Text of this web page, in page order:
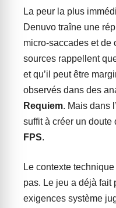
La peur la plus
Denuvo traîne une
micro-saccades et de
sources rappellent
et qu’il peut être
observés dans des
Requiem. Mais dans
suffit à créer un doute
FPS.
Le contexte
pas. Le jeu a déjà fait
exigences système